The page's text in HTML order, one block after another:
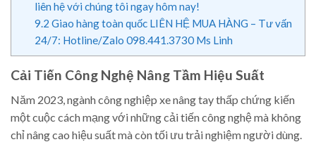
liên hệ với chúng tôi ngay hôm nay!
9.2 Giao hàng toàn quốc LIÊN HỆ MUA HÀNG – Tư vấn
24/7: Hotline/Zalo 098.441.3730 Ms Linh
Cải Tiến Công Nghệ Nâng Tầm Hiệu Suất
Năm 2023, ngành công nghiệp xe nâng tay thấp chứng kiến
một cuộc cách mạng với những cải tiến công nghệ mà không
chỉ nâng cao hiệu suất mà còn tối ưu trải nghiệm người dùng.